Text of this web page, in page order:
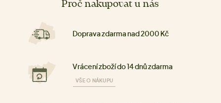
Proč nakupovat u nás
Doprava zdarma nad 2000 Kč
Vrácení zboží do 14 dnů zdarma
VŠE O NÁKUPU